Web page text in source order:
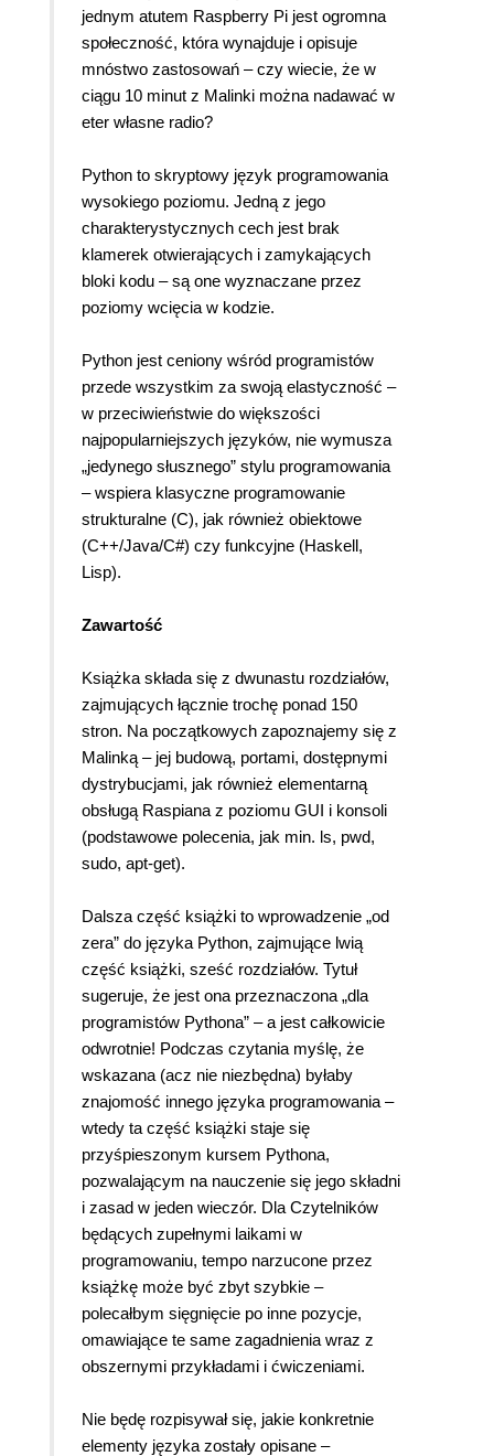
jednym atutem Raspberry Pi jest ogromna
społeczność, która wynajduje i opisuje
mnóstwo zastosowań – czy wiecie, że w
ciągu 10 minut z Malinki można nadawać w
eter własne radio?
Python to skryptowy język programowania
wysokiego poziomu. Jedną z jego
charakterystycznych cech jest brak
klamerek otwierających i zamykających
bloki kodu – są one wyznaczane przez
poziomy wcięcia w kodzie.
Python jest ceniony wśród programistów
przede wszystkim za swoją elastyczność –
w przeciwieństwie do większości
najpopularniejszych języków, nie wymusza
„jedynego słusznego” stylu programowania
– wspiera klasyczne programowanie
strukturalne (C), jak również obiektowe
(C++/Java/C#) czy funkcyjne (Haskell,
Lisp).
Zawartość
Książka składa się z dwunastu rozdziałów,
zajmujących łącznie trochę ponad 150
stron. Na początkowych zapoznajemy się z
Malinką – jej budową, portami, dostępnymi
dystrybucjami, jak również elementarną
obsługą Raspiana z poziomu GUI i konsoli
(podstawowe polecenia, jak min. ls, pwd,
sudo, apt-get).
Dalsza część książki to wprowadzenie „od
zera” do języka Python, zajmujące lwią
część książki, sześć rozdziałów. Tytuł
sugeruje, że jest ona przeznaczona „dla
programistów Pythona” – a jest całkowicie
odwrotnie! Podczas czytania myślę, że
wskazana (acz nie niezbędna) byłaby
znajomość innego języka programowania –
wtedy ta część książki staje się
przyśpieszonym kursem Pythona,
pozwalającym na nauczenie się jego składni
i zasad w jeden wieczór. Dla Czytelników
będących zupełnymi laikami w
programowaniu, tempo narzucone przez
książkę może być zbyt szybkie –
polecałbym sięgnięcie po inne pozycje,
omawiające te same zagadnienia wraz z
obszernymi przykładami i ćwiczeniami.
Nie będę rozpisywał się, jakie konkretnie
elementy języka zostały opisane –